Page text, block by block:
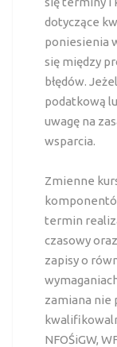
dotyczące
poniesienia
się między
błędów.
podatkową
uwagę na
wsparcia.
Zmienne
termin
czasowy
zapisy o
zamiana nie
NFOŚiGW,